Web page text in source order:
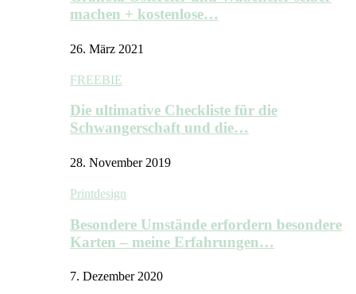
machen + kostenlose…
26. März 2021
FREEBIE
Die ultimative Checkliste für die
Schwangerschaft und die…
28. November 2019
Printdesign
Besondere Umstände erfordern besondere
Karten – meine Erfahrungen…
7. Dezember 2020